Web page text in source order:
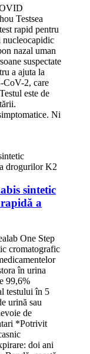
Testsea
rapid pentru
nucleocapidic
nazal uman
suspectate
a ajuta la
CoV-2, care
este de
Ni
sintetic
rapidă a
One Step
cromatografic
în urina
99,6%
testului în 5
urină sau
de
*Potrivit
doi ani